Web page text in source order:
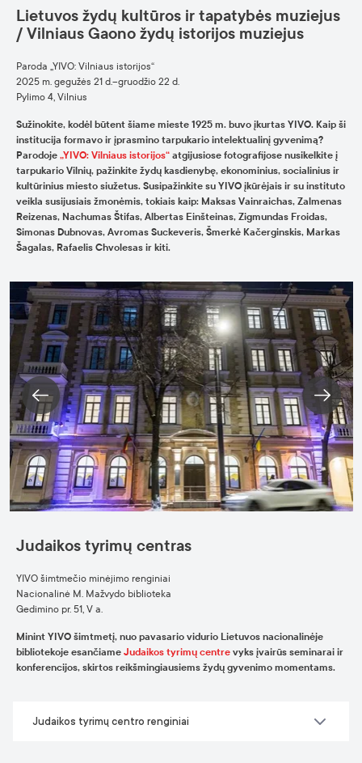
Lietuvos žydų kultūros ir tapatybės muziejus
/ Vilniaus Gaono žydų istorijos muziejus
Paroda „YIVO: Vilniaus istorijos“
2025 m. gegužės 21 d.–gruodžio 22 d.
Pylimo 4, Vilnius
Sužinokite, kodėl būtent šiame mieste 1925 m. buvo įkurtas YIVO. Kaip ši
institucija formavo ir įprasmino tarpukario intelektualinį gyvenimą?
Parodoje „YIVO: Vilniaus istorijos“ atgijusiose fotografijose nusikelkite į
tarpukario Vilnių, pažinkite žydų kasdienybę, ekonominius, socialinius ir
kultūrinius miesto siužetus. Susipažinkite su YIVO įkūrėjais ir su instituto
veikla susijusiais žmonėmis, tokiais kaip: Maksas Vainraichas, Zalmenas
Reizenas, Nachumas Štifas, Albertas Einšteinas, Zigmundas Froidas,
Simonas Dubnovas, Avromas Suckeveris, Šmerkė Kačerginskis, Markas
Šagalas, Rafaelis Chvolesas ir kiti.
Judaikos tyrimų centras
YIVO šimtmečio minėjimo renginiai
Nacionalinė M. Mažvydo biblioteka
Gedimino pr. 51, V a.
Minint YIVO šimtmetį, nuo pavasario vidurio Lietuvos nacionalinėje
bibliotekoje esančiame Judaikos tyrimų centre vyks įvairūs seminarai ir
konferencijos, skirtos reikšmingiausiems žydų gyvenimo momentams.
Judaikos tyrimų centro renginiai